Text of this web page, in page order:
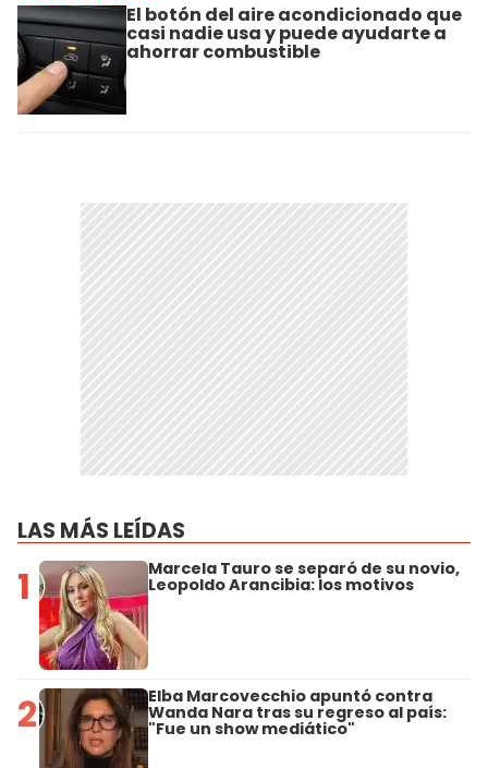
El botón del aire acondicionado que
casi nadie usa y puede ayudarte a
ahorrar combustible
LAS MÁS LEÍDAS
1 Marcela Tauro se separó de su novio,
Leopoldo Arancibia: los motivos
2 Elba Marcovecchio apuntó contra
Wanda Nara tras su regreso al país:
"Fue un show mediático"